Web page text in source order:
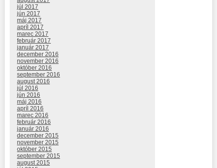
júl 2017
jún 2017
máj 2017
apríl 2017
marec 2017
február 2017
január 2017
december 2016
november 2016
október 2016
september 2016
august 2016
júl 2016
jún 2016
máj 2016
apríl 2016
marec 2016
február 2016
január 2016
december 2015
november 2015
október 2015
september 2015
august 2015